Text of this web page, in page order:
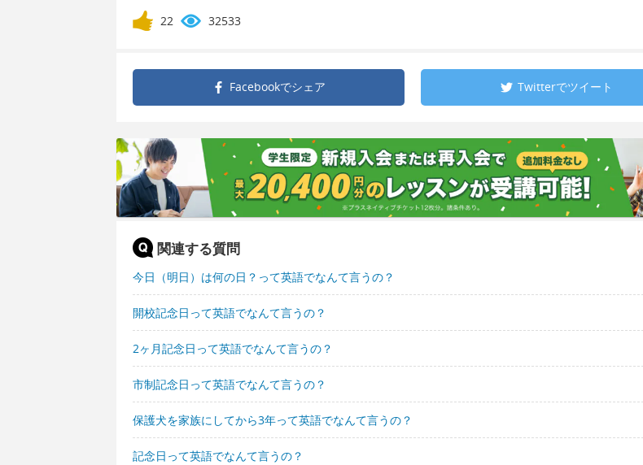
22 32533
Facebookでシェア Twitterでツイート
関連する質問
今日（明日）は何の日？って英語でなんて言うの？
開校記念日って英語でなんて言うの？
2ヶ月記念日って英語でなんて言うの？
市制記念日って英語でなんて言うの？
保護犬を家族にしてから3年って英語でなんて言うの？
記念日って英語でなんて言うの？